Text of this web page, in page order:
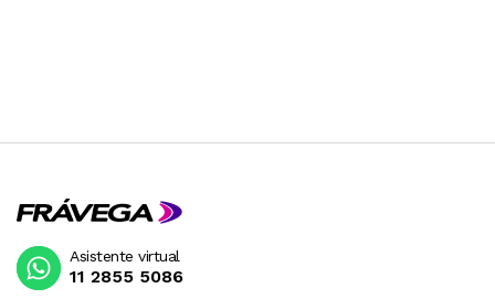
Asistente virtual
11 2855 5086